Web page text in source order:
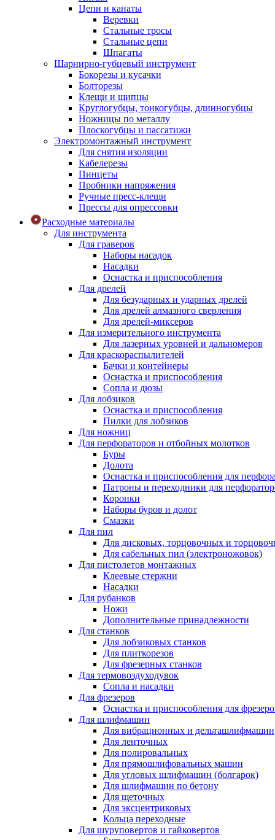
Цепи и канаты
Веревки
Стальные тросы
Стальные цепи
Шпагаты
Шарнирно-губцевый инструмент
Бокорезы и кусачки
Болторезы
Клещи и щипцы
Круглогубцы, тонкогубцы, длинногубцы
Ножницы по металлу
Плоскогубцы и пассатижи
Электромонтажный инструмент
Для снятия изоляции
Кабелерезы
Пинцеты
Пробники напряжения
Ручные пресс-клещи
Прессы для опрессовки
Расходные материалы
Для инструмента
Для граверов
Наборы насадок
Насадки
Оснастка и приспособления
Для дрелей
Для безударных и ударных дрелей
Для дрелей алмазного сверления
Для дрелей-миксеров
Для измерительного инструмента
Для лазерных уровней и дальномеров
Для краскораспылителей
Бачки и контейнеры
Оснастка и приспособления
Сопла и дюзы
Для лобзиков
Оснастка и приспособления
Пилки для лобзиков
Для ножниц
Для перфораторов и отбойных молотков
Буры
Долота
Оснастка и приспособления для
Патроны и переходники для
Коронки
Наборы буров и долот
Смазки
Для пил
Для дисковых, торцовочных и
Для сабельных пил (электроножовок)
Для пистолетов монтажных
Клеевые стержни
Насадки
Для рубанков
Ножи
Дополнительные принадлежности
Для станков
Для лобзиковых станков
Для плиткорезов
Для фрезерных станков
Для термовоздуходувок
Сопла и насадки
Для фрезеров
Оснастка и приспособления для
Для шлифмашин
Для вибрационных и дельташлифмашин
Для ленточных
Для полировальных
Для прямошлифовальных машин
Для угловых шлифмашин (болгарок)
Для шлифмашин по бетону
Для щеточных
Для эксцентриковых
Кольца переходные
Для шуруповертов и гайковертов